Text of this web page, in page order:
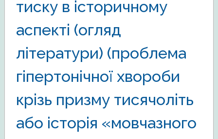
тиску в історичному
аспекті (огляд
літератури) (проблема
гіпертонічної хвороби
крізь призму тисячоліть
або історія «мовчазного